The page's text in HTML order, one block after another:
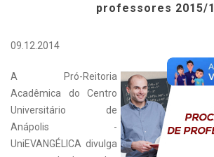
professores 2015/1
09.12.2014
A Pró-Reitoria
Acadêmica do Centro
Universitário de
Anápolis -
UniEVANGÉLICA divulga